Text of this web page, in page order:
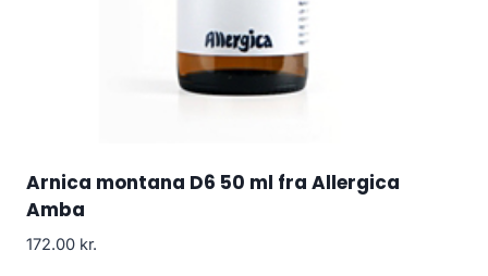
Arnica montana D6 50 ml fra Allergica
Amba
172.00 kr.